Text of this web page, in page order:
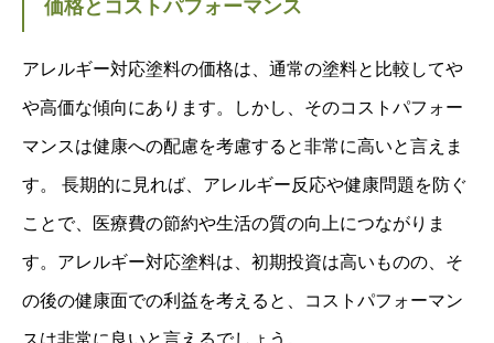
価格とコストパフォーマンス
アレルギー対応塗料の価格は、通常の塗料と比較してや
や高価な傾向にあります。しかし、そのコストパフォー
マンスは健康への配慮を考慮すると非常に高いと言えま
す。 長期的に見れば、アレルギー反応や健康問題を防ぐ
ことで、医療費の節約や生活の質の向上につながりま
す。アレルギー対応塗料は、初期投資は高いものの、そ
の後の健康面での利益を考えると、コストパフォーマン
スは非常に良いと言えるでしょう。